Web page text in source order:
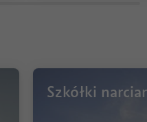
Szkółki